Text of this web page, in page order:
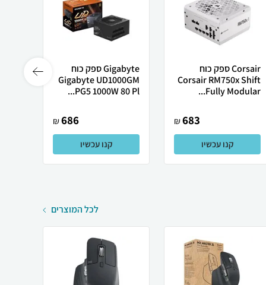
Corsair ספק כוח
Corsair RM750x Shift
Fully Modular...
683
₪
קנו עכשיו
Gigabyte ספק כוח
Gigabyte UD1000GM
PG5 1000W 80 Pl...
686
₪
קנו עכשיו
לכל המוצרים